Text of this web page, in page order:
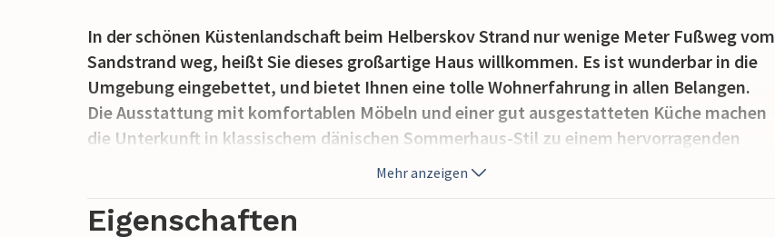
In der schönen Küstenlandschaft beim Helberskov Strand nur wenige Meter Fußweg vom
Sandstrand weg, heißt Sie dieses großartige Haus willkommen. Es ist wunderbar in die
Umgebung eingebettet, und bietet Ihnen eine tolle Wohnerfahrung in allen Belangen.
Die Ausstattung mit komfortablen Möbeln und einer gut ausgestatteten Küche machen
die Unterkunft in klassischem dänischen Sommerhaus-Stil zu einem hervorragenden
Aufenthaltsort zum Wohlfühlen und Entspannen.
Machen Sie es sich je nach Wetter draußen an der Feuerschale gemütlich, oder drinnen
Mehr anzeigen
Eigenschaften